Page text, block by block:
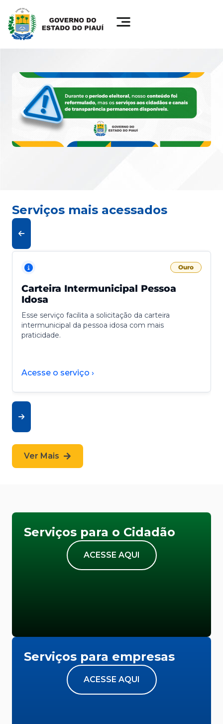
Serviços mais acessados
Ouro
Carteira Intermunicipal Pessoa
Idosa
Esse serviço facilita a solicitação da carteira
intermunicipal da pessoa idosa com mais
praticidade.
Acesse o serviço ›
Ver Mais
Serviços para o Cidadão
ACESSE AQUI
Serviços para empresas
ACESSE AQUI